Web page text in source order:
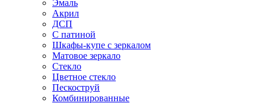
Эмаль
Акрил
ДСП
С патиной
Шкафы-купе с зеркалом
Матовое зеркало
Стекло
Цветное стекло
Пескоструй
Комбинированные